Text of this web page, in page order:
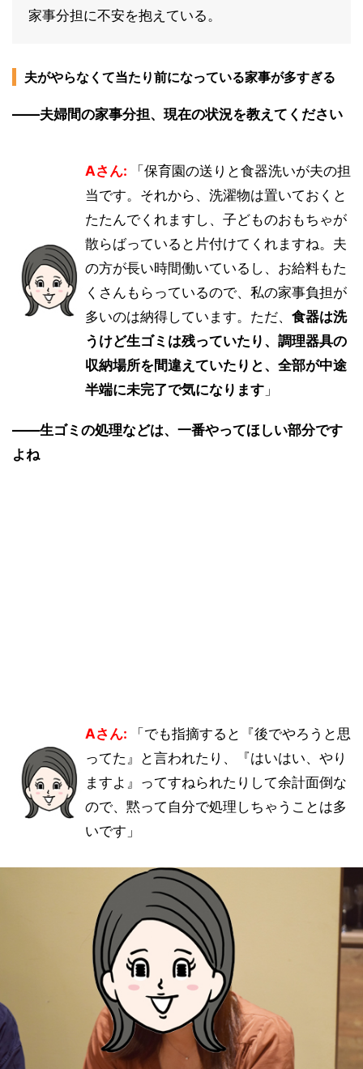
家事分担に不安を抱えている。
夫がやらなくて当たり前になっている家事が多すぎる
――夫婦間の家事分担、現在の状況を教えてください
Aさん:
「保育園の送りと食器洗いが夫の担
当です。それから、洗濯物は置いておくと
たたんでくれますし、子どものおもちゃが
散らばっていると片付けてくれますね。夫
の方が長い時間働いているし、お給料もた
くさんもらっているので、私の家事負担が
多いのは納得しています。ただ、 食器は洗
うけど生ゴミは残っていたり、調理器具の
収納場所を間違えていたりと、全部が中途
半端に未完了で気になります 」
――生ゴミの処理などは、一番やってほしい部分です
よね
Aさん:
「でも指摘すると『後でやろうと思
ってた』と言われたり、『はいはい、やり
ますよ』ってすねられたりして余計面倒な
ので、黙って自分で処理しちゃうことは多
いです」